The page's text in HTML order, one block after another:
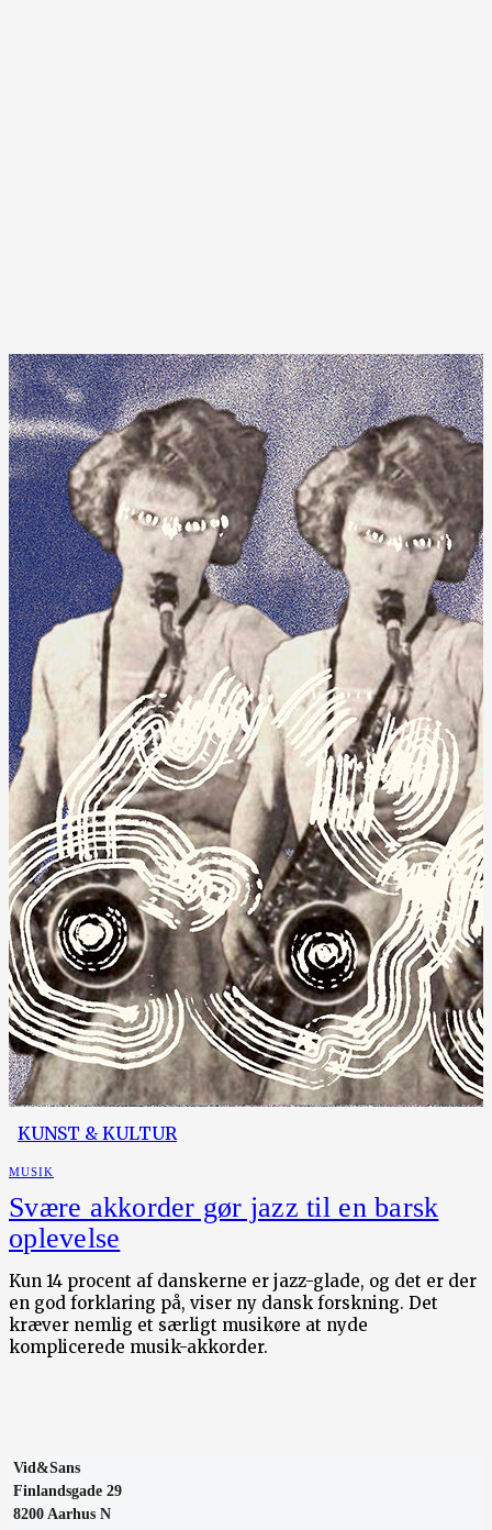
KUNST & KULTUR
MUSIK
Svære akkorder gør jazz til en barsk
oplevelse
Kun 14 procent af danskerne er jazz-glade, og det er der
en god forklaring på, viser ny dansk forskning. Det
kræver nemlig et særligt musikøre at nyde
komplicerede musik-akkorder.
Vid&Sans
Finlandsgade 29
8200 Aarhus N